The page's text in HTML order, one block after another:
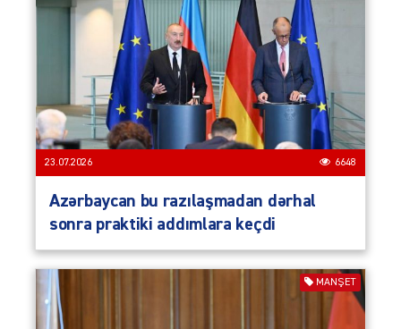
23.07.2026 6648
Azərbaycan bu razılaşmadan dərhal
sonra praktiki addımlara keçdi
MANŞET